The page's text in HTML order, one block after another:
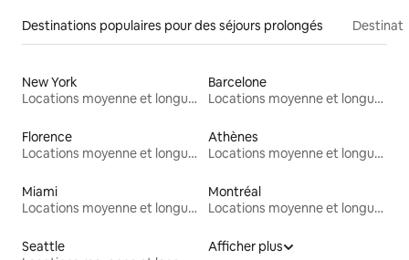
Destinations populaires pour des séjours prolongés
New York
Locations moyenne et longue durée
Barcelone
Locations moyenne et longue durée
Florence
Locations moyenne et longue durée
Athènes
Locations moyenne et longue durée
Miami
Locations moyenne et longue durée
Montréal
Locations moyenne et longue durée
Seattle
Afficher plus